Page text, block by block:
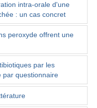
intra-orale d'une
: un cas concret
peroxyde offrent une
par les
par questionnaire